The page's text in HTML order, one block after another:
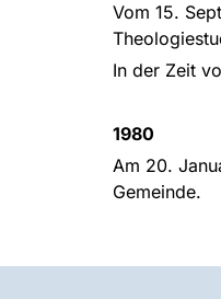
Vom 15.
In der Zeit
1980
Am 20.
Gemeinde.